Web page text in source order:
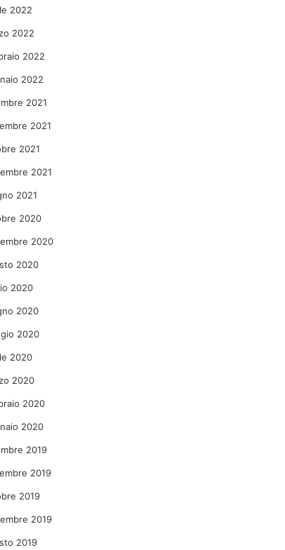
2022
2022
2022
2022
2021
2021
2021
2021
2021
2020
2020
2020
2020
2020
2020
2020
2020
2020
2020
2019
2019
2019
2019
2019